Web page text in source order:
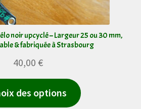
du
produit
noir upcyclé – Largeur 25 ou 30 mm,
& fabriquée à Strasbourg
40,00 €
des options
Ce
produit